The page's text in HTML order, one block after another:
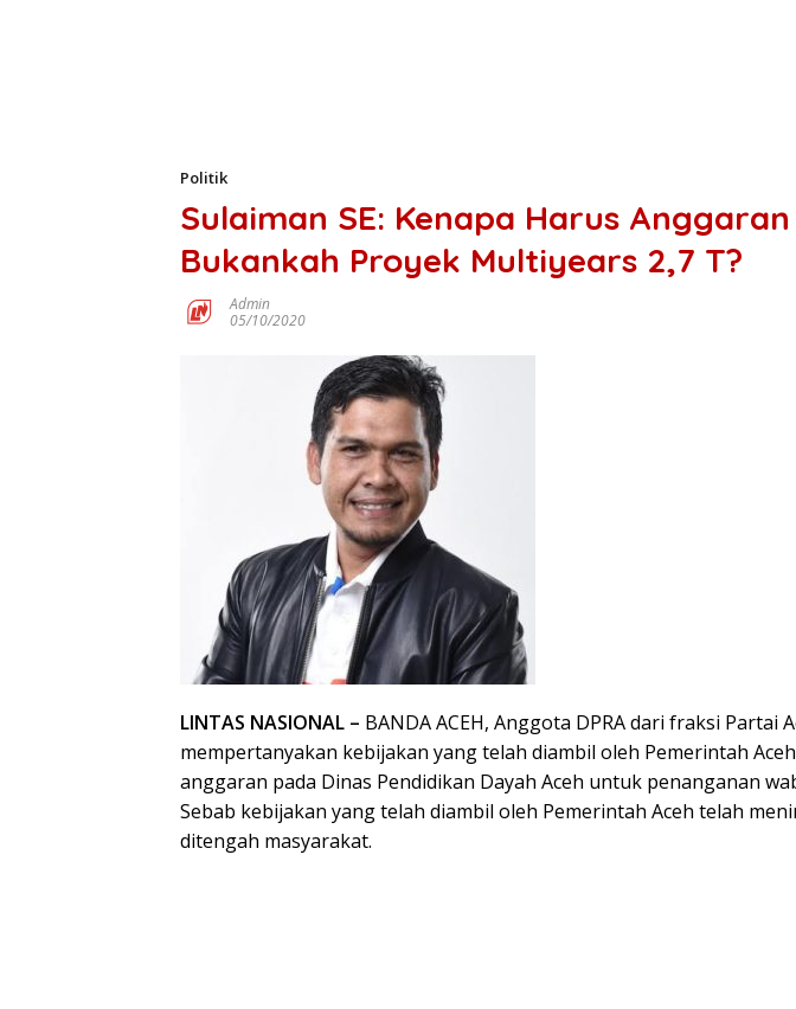
Politik
Sulaiman SE: Kenapa Harus
Bukankah Proyek Multiyears 2,7 T?
Admin
05/10/2020
LINTAS NASIONAL – BANDA ACEH, Anggota DPRA dari fraksi Partai
mempertanyakan kebijakan yang telah diambil oleh Pemerintah
anggaran pada Dinas Pendidikan Dayah Aceh untuk penanganan
Sebab kebijakan yang telah diambil oleh Pemerintah Aceh telah
ditengah masyarakat.